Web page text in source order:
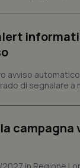
avviso
di segnalare a
Necessari Statistici
il sito web
non è in grado di
5